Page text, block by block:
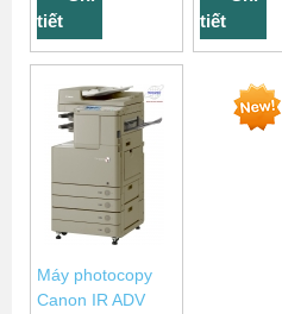
tiết
tiết
Máy photocopy
Canon IR ADV